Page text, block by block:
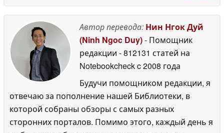
Автор перевода: Нин Нгок Дуй
(Ninh Ngoc Duy)- Помощник
редакции - 812131 статей на
Notebookcheckc 2008 года
Будучи помощником редакции, я
отвечаю за пополнение нашей Библиотеки, в
которой собраны обзоры с самых разных
сторонних порталов. Помимо этого, каждый день я